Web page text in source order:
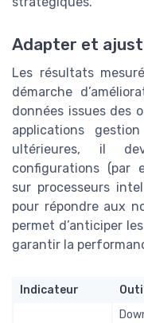
Adapter et
Les résultats
démarche
données issues des
applications
ultérieures, il
configurations (par
sur processeurs
pour répondre aux
permet d’anticiper
garantir la
Indicateur